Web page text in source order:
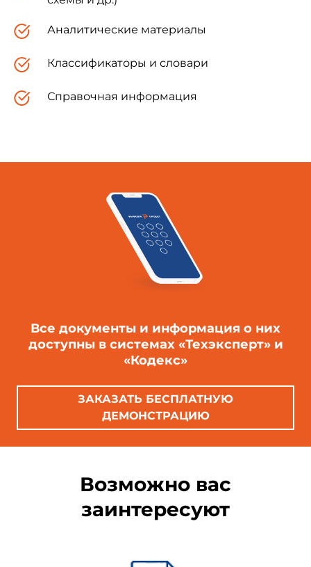
Россия
Аналитические материалы
Классификаторы и словари
Справочная информация
Все документы и информация о них
доступны в системах «Техэксперт» и
«Кодекс»
ЗАКАЗАТЬ БЕСПЛАТНУЮ
ДЕМОНСТРАЦИЮ
Возможно вас
заинтересуют